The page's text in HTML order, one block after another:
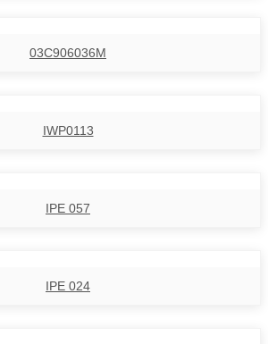
03C906036M
IWP0113
IPE 057
IPE 024